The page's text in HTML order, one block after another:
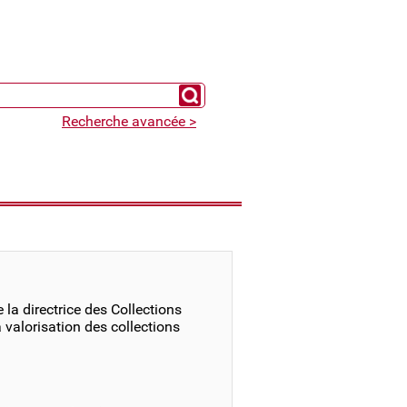
Chercher un expert
Recherche avancée >
la directrice des Collections
valorisation des collections